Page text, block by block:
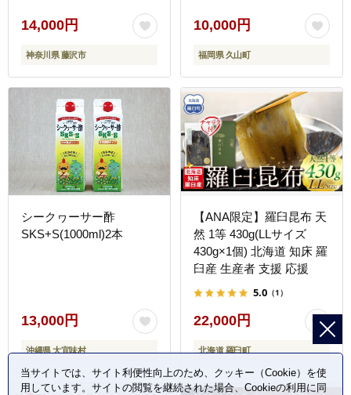
南 藤沢
14,000円
神奈川県 藤沢市
10,000円
福岡県 久山町
シークヮーサー酢
SKS+S(1000ml)2本
13,000円
沖縄県 大宜味村
【ANA限定】羅臼昆布 天
然 1等 430g(LLサイズ
430g×1個) 北海道 知床 羅
臼産 生産者 支援 応援
5.0 （1）
22,000円
北海道 羅臼町
当サイトでは、サイト利便性向上のため、クッキー（Cookie）を使
用しています。サイトの閲覧を継続された場合、Cookieの利用に同